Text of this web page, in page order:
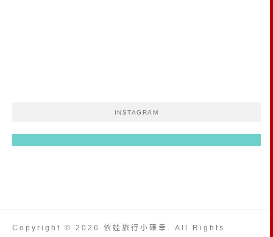
INSTAGRAM
Copyright © 2026 依娃旅行小確幸. All Rights